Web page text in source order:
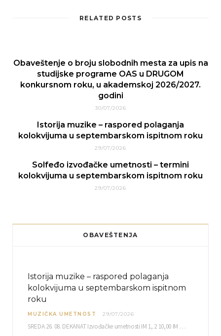
RELATED POSTS
Obaveštenje o broju slobodnih mesta za upis na
studijske programe OAS u DRUGOM
konkursnom roku, u akademskoj 2026/2027.
godini
30/07/2026
Istorija muzike – raspored polaganja
kolokvijuma u septembarskom ispitnom roku
29/07/2026
Solfeđo izvođačke umetnosti – termini
kolokvijuma u septembarskom ispitnom roku
29/07/2026
OBAVEŠTENJA
Istorija muzike – raspored polaganja
kolokvijuma u septembarskom ispitnom
roku
MUZIČKA UMETNOST 29/07/2026
SREDA 26. 08. DEKANAT Izvođačke umetnosti IM 1, 2 10,00 IM 3, 4 10,30 IM…